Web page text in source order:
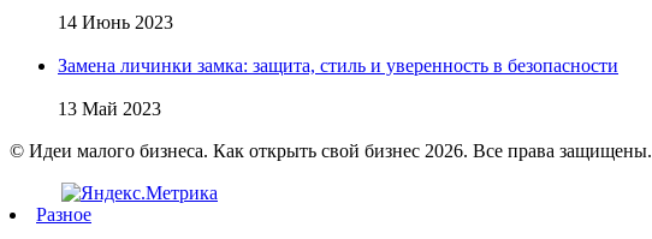
14 Июнь 2023
Замена личинки замка: защита, стиль и уверенность в безопасности
13 Май 2023
© Идеи малого бизнеса. Как открыть свой бизнес 2026. Все права защищены.
Разное